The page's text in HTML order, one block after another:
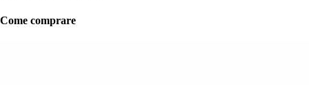
Come comprare